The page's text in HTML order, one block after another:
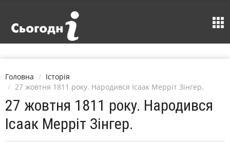
Головна
Історія
27 жовтня 1811 року. Народився Ісаак Мерріт Зінгер.
27 жовтня 1811 року. Народився
Ісаак Мерріт Зінгер.